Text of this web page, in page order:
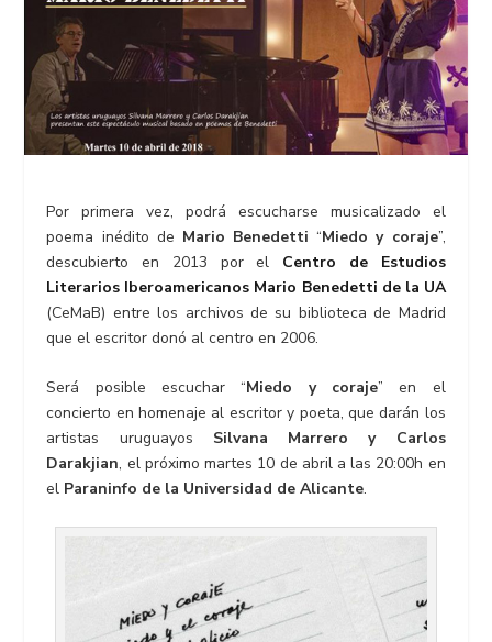
Por primera vez, podrá escucharse musicalizado el
poema inédito de Mario Benedetti “Miedo y coraje”,
descubierto en 2013 por el Centro de Estudios
Literarios Iberoamericanos Mario Benedetti de la UA
(CeMaB) entre los archivos de su biblioteca de Madrid
que el escritor donó al centro en 2006.
Será posible escuchar “Miedo y coraje” en el
concierto en homenaje al escritor y poeta, que darán los
artistas uruguayos Silvana Marrero y Carlos
Darakjian, el próximo martes 10 de abril a las 20:00h en
el Paraninfo de la Universidad de Alicante.